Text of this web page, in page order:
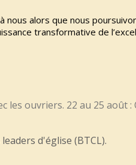
alors que nous
transformative de
les ouvriers. 22 au 25 août
d'église (BTCL).